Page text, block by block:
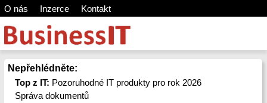
O nás Inzerce Kontakt
Nepřehlédněte:
Top z IT: Pozoruhodné IT produkty pro rok 2026
Správa dokumentů